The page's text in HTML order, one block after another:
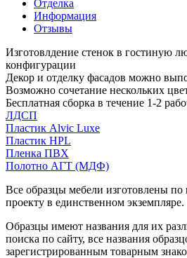
Отделка
Информация
Отзывы
Изготовлдение стенок в гостиную
конфигурации
Декор и отделку фасадов можно
Возможно сочетание нескольких
Бесплатная сборка в течение 1-2
ЛДСП
Пластик Alvic Luxe
Пластик HPL
Пленка ПВХ
Полотно АГТ (МДФ)
Все образцы мебели изготовлены
проекту в единственном экземпляре.
Образцы имеют названия для их
поиска по сайту, все названия
зарегистрированным товарным